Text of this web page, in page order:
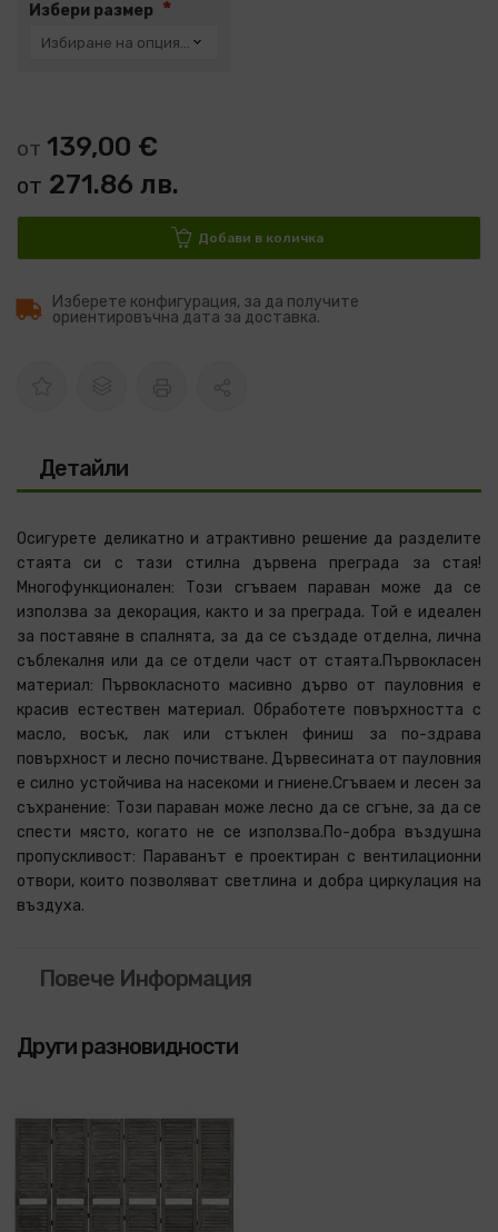
Избери размер
от 139,00 €
от 271.86 лв.
Добави в количка
Изберете конфигурация, за да получите
ориентировъчна дата за доставка.
Детайли
Осигурете деликатно и атрактивно решение да разделите
стаята си с тази стилна дървена преграда за стая!
Многофункционален: Този сгъваем параван може да се
използва за декорация, както и за преграда. Той е идеален
за поставяне в спалнята, за да се създаде отделна, лична
съблекалня или да се отдели част от стаята.Първокласен
материал: Първокласното масивно дърво от пауловния е
красив естествен материал. Обработете повърхността с
масло, восък, лак или стъклен финиш за по-здрава
повърхност и лесно почистване. Дървесината от пауловния
е силно устойчива на насекоми и гниене.Сгъваем и лесен за
съхранение: Този параван може лесно да се сгъне, за да се
спести място, когато не се използва.По-добра въздушна
пропускливост: Параванът е проектиран с вентилационни
отвори, които позволяват светлина и добра циркулация на
въздуха.
Повече Информация
Други разновидности